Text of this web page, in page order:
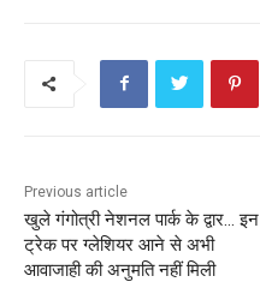
Previous article
खुले गंगोत्री नेशनल पार्क के द्वार… इन
ट्रेक पर ग्लेशियर आने से अभी
आवाजाही की अनुमति नहीं मिली